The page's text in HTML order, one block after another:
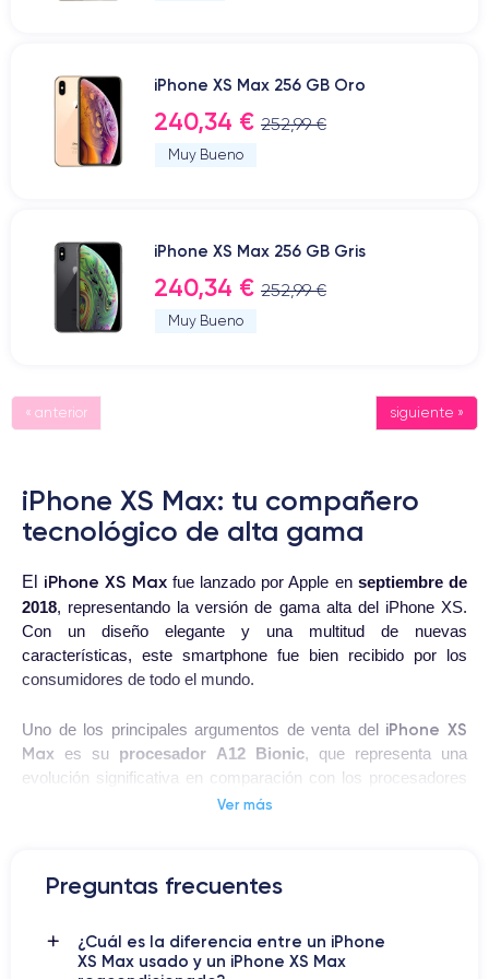
iPhone XS Max 256 GB Oro
240,34 € 252,99 €
Muy Bueno
iPhone XS Max 256 GB Gris
240,34 € 252,99 €
Muy Bueno
« anterior siguiente »
iPhone XS Max: tu compañero
tecnológico de alta gama
El iPhone XS Maxfue lanzado por Apple en septiembre de
2018, representando la versión de gama alta del iPhone XS.
Con un diseño elegante y una multitud de nuevas
características, este smartphone fue bien recibido por los
consumidores de todo el mundo.
Uno de los principales argumentos de venta del iPhone XS
Max es su procesador A12 Bionic, que representa una
evolución significativa en comparación con los procesadores
anteriores de Apple. Gracias a esta tecnología, el iPhone XS
puede manejar fácilmente aplicaciones más pesadas, como
juegos de alta intensidad gráfica, sin ningún tipo de
El dispositivo está equipado con unadoble cámara trasera
Ver más
Preguntas frecuentes
¿Cuál es la diferencia entre un iPhone
XS Max usado y un iPhone XS Max